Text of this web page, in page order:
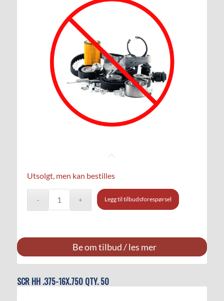
Utsolgt, men kan bestilles
Legg til tilbudsforespørsel
Be om tilbud / les mer
SCR HH .375-16X.750 QTY. 50